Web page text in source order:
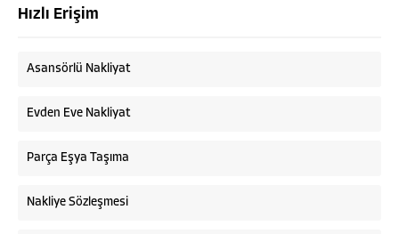
Hızlı Erişim
Asansörlü Nakliyat
Evden Eve Nakliyat
Parça Eşya Taşıma
Nakliye Sözleşmesi